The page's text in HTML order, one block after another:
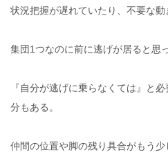
状況把握が遅れていたり、不要な動
集団1つなのに前に逃げが居ると思
『自分が逃げに乗らなくては』と
分もある。
仲間の位置や脚の残り具合がもう